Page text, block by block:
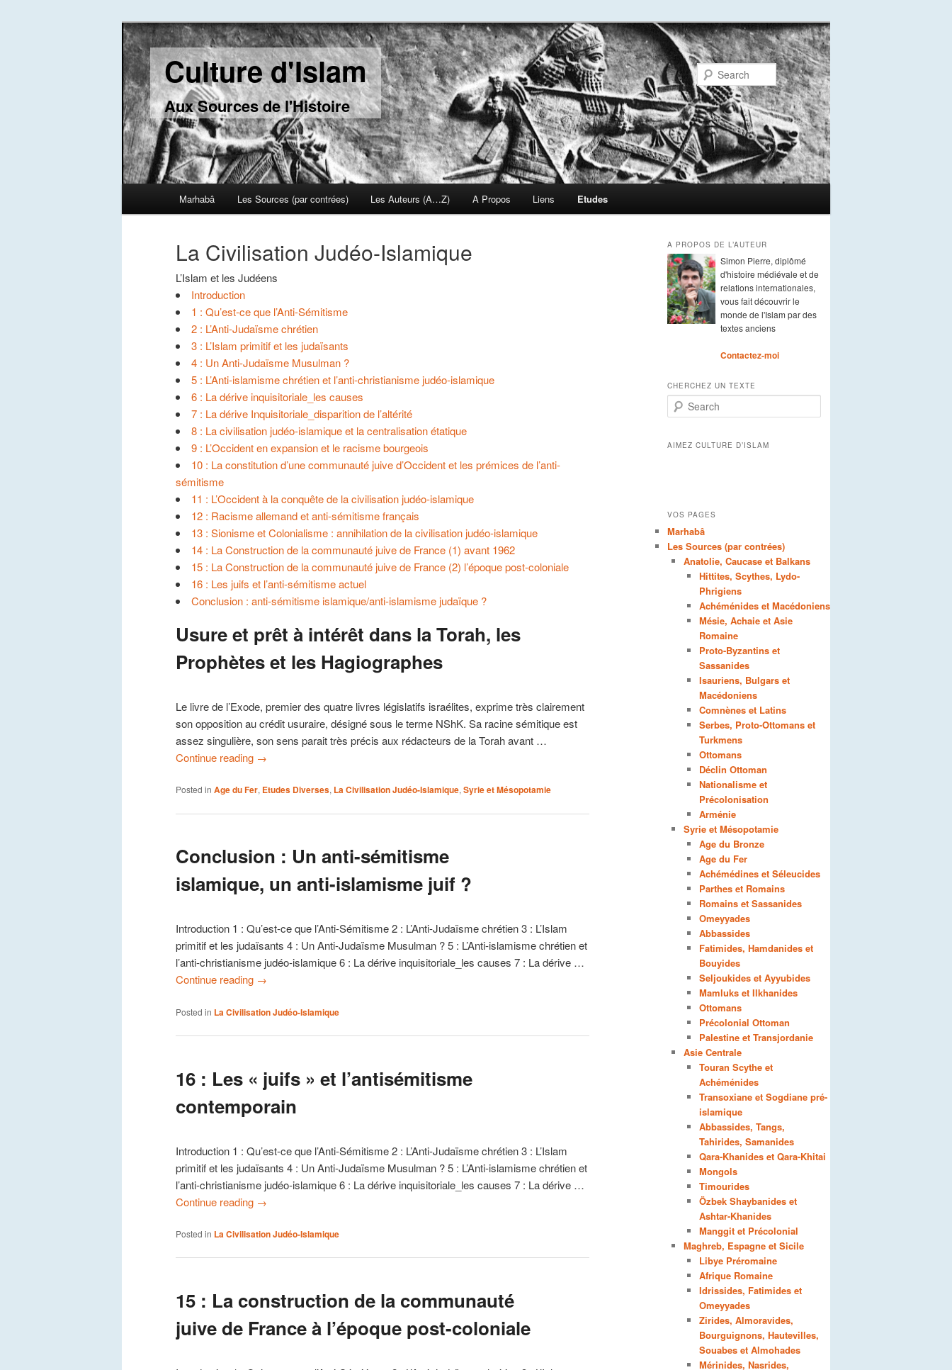
Culture d'Islam
Aux Sources de l'Histoire
Search
Skip to primary content
Skip to secondary content
Marhabâ Les Sources (par contrées) Les Auteurs (A…Z) A Propos Liens Etudes
La Civilisation Judéo-Islamique
L’Islam et les Judéens
Introduction
1 : Qu’est-ce que l’Anti-Sémitisme
2 : L’Anti-Judaïsme chrétien
3 : L’Islam primitif et les judaïsants
4 : Un Anti-Judaïsme Musulman ?
5 : L’Anti-islamisme chrétien et l’anti-christianisme judéo-islamique
6 : La dérive inquisitoriale_les causes
7 : La dérive Inquisitoriale_disparition de l’altérité
8 : La civilisation judéo-islamique et la centralisation étatique
9 : L’Occident en expansion et le racisme bourgeois
10 : La constitution d’une communauté juive d’Occident et les prémices de l’anti-
sémitisme
11 : L’Occident à la conquête de la civilisation judéo-islamique
12 : Racisme allemand et anti-sémitisme français
13 : Sionisme et Colonialisme : annihilation de la civilisation judéo-islamique
14 : La Construction de la communauté juive de France (1) avant 1962
15 : La Construction de la communauté juive de France (2) l’époque post-coloniale
16 : Les juifs et l’anti-sémitisme actuel
Conclusion : anti-sémitisme islamique/anti-islamisme judaïque ?
Usure et prêt à intérêt dans la Torah, les
Prophètes et les Hagiographes
Le livre de l’Exode, premier des quatre livres législatifs israélites, exprime très clairement
son opposition au crédit usuraire, désigné sous le terme NShK. Sa racine sémitique est
assez singulière, son sens parait très précis aux rédacteurs de la Torah avant …
Continue reading →
Posted in Age du Fer, Etudes Diverses, La Civilisation Judéo-Islamique,Syrie et Mésopotamie
Conclusion : Un anti-sémitisme
islamique, un anti-islamisme juif ?
Introduction 1 : Qu’est-ce que l’Anti-Sémitisme 2 : L’Anti-Judaïsme chrétien 3 : L’Islam
primitif et les judaïsants 4 : Un Anti-Judaïsme Musulman ? 5 : L’Anti-islamisme chrétien et
l’anti-christianisme judéo-islamique 6 : La dérive inquisitoriale_les causes 7 : La dérive …
Continue reading →
Posted in La Civilisation Judéo-Islamique
16 : Les « juifs » et l’antisémitisme
contemporain
Introduction 1 : Qu’est-ce que l’Anti-Sémitisme 2 : L’Anti-Judaïsme chrétien 3 : L’Islam
primitif et les judaïsants 4 : Un Anti-Judaïsme Musulman ? 5 : L’Anti-islamisme chrétien et
l’anti-christianisme judéo-islamique 6 : La dérive inquisitoriale_les causes 7 : La dérive …
Continue reading →
Posted in La Civilisation Judéo-Islamique
15 : La construction de la communauté
juive de France à l’époque post-coloniale
A PROPOS DE L’AUTEUR
Simon Pierre, diplômé
d'histoire médiévale et de
relations internationales,
vous fait découvrir le
monde de l'Islam par des
textes anciens
Contactez-moi
CHERCHEZ UN TEXTE
Search
AIMEZ CULTURE D’ISLAM
VOS PAGES
Marhabâ
Les Sources (par contrées)
Anatolie, Caucase et Balkans
Hittites, Scythes, Lydo-
Phrigiens
Achéménides et Macédoniens
Mésie, Achaie et Asie
Romaine
Proto-Byzantins et
Sassanides
Isauriens, Bulgars et
Macédoniens
Comnènes et Latins
Serbes, Proto-Ottomans et
Turkmens
Ottomans
Déclin Ottoman
Nationalisme et
Précolonisation
Arménie
Syrie et Mésopotamie
Age du Bronze
Age du Fer
Achémédines et Séleucides
Parthes et Romains
Romains et Sassanides
Omeyyades
Abbassides
Fatimides, Hamdanides et
Bouyides
Seljoukides et Ayyubides
Mamluks et Ilkhanides
Ottomans
Précolonial Ottoman
Palestine et Transjordanie
Asie Centrale
Touran Scythe et
Achéménides
Transoxiane et Sogdiane pré-
islamique
Abbassides, Tangs,
Tahirides, Samanides
Qara-Khanides et Qara-Khitai
Mongols
Timourides
Özbek Shaybanides et
Ashtar-Khanides
Manggit et Précolonial
Maghreb, Espagne et Sicile
Libye Préromaine
Afrique Romaine
Idrissides, Fatimides et
Omeyyades
Zirides, Almoravides,
Bourguignons, Hautevilles,
Souabes et Almohades
Mérinides, Nasrides,